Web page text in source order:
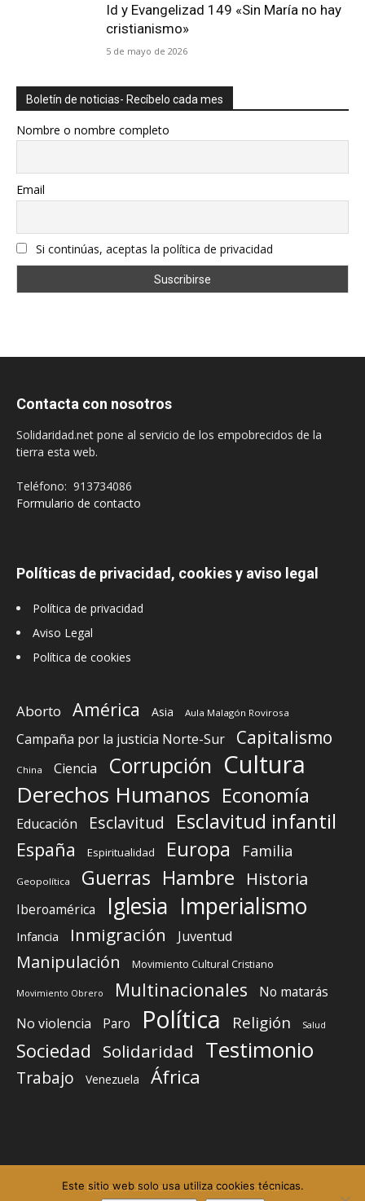
Id y Evangelizad 149 «Sin María no hay
cristianismo»
5 de mayo de 2026
Boletín de noticias- Recíbelo cada mes
Nombre o nombre completo
Email
Si continúas, aceptas la política de privacidad
Contacta con nosotros
Solidaridad.net pone al servicio de los empobrecidos de la
tierra esta web.
Teléfono: 913734086
Formulario de contacto
Políticas de privacidad, cookies y aviso legal
Política de privacidad
Aviso Legal
Política de cookies
Aborto América Asia Aula Malagón Rovirosa
Campaña por la justicia Norte-Sur Capitalismo
China Ciencia Corrupción Cultura
Derechos Humanos Economía
Educación Esclavitud Esclavitud infantil
España Espiritualidad Europa Familia
Geopolítica Guerras Hambre Historia
Iberoamérica Iglesia Imperialismo
Infancia Inmigración Juventud
Manipulación Movimiento Cultural Cristiano
Movimiento Obrero Multinacionales
No matarás
No violencia
Paro Política Religión Salud
Sociedad Solidaridad Testimonio
Trabajo Venezuela África
Elemento del menú Elemento del menú
Este sitio web solo usa utiliza cookies técnicas.